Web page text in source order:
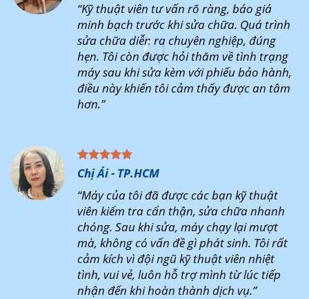
“Kỹ thuật viên tư vấn rõ ràng, báo giá
minh bạch trước khi sửa chữa. Quá trình
sửa chữa diễn ra chuyên nghiệp, đúng
hẹn. Tôi còn được hỏi thăm về tình trạng
máy sau khi sửa kèm với phiếu bảo hành,
điều này khiến tôi cảm thấy được an tâm
hơn.”
Chị Ái - TP.HCM
“Máy của tôi đã được các bạn kỹ thuật
viên kiểm tra cẩn thận, sửa chữa nhanh
chóng. Sau khi sửa, máy chạy lại mượt
mà, không có vấn đề gì phát sinh. Tôi rất
cảm kích vì đội ngũ kỹ thuật viên nhiệt
tình, vui vẻ, luôn hỗ trợ mình từ lúc tiếp
nhận đến khi hoàn thành dịch vụ.”